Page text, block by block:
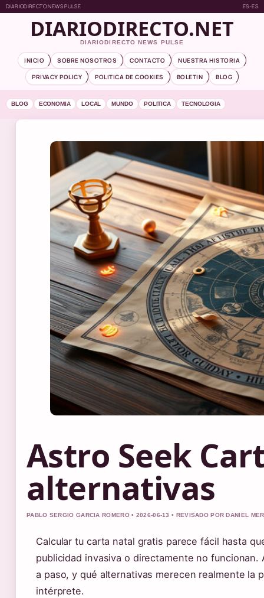
DIARIODIRECTO NEWS PULSE ES-ES
DIARIODIRECTO.NET
DIARIODIRECTO NEWS PULSE
INICIO SOBRE NOSOTROS CONTACTO
NUESTRA HISTORIA
PRIVACY POLICY
POLITICA DE COOKIES BOLETIN BLOG
BLOG ECONOMIA LOCAL MUNDO POLITICA TECNOLOGIA
Astro Seek
alternativas
PABLO SERGIO GARCIA ROMERO • 2026-06-13 • REVISADO POR DANIEL
Calcular tu carta natal gratis parece fácil hasta
publicidad invasiva o directamente no
a paso, y qué alternativas merecen realmente la
intérprete.